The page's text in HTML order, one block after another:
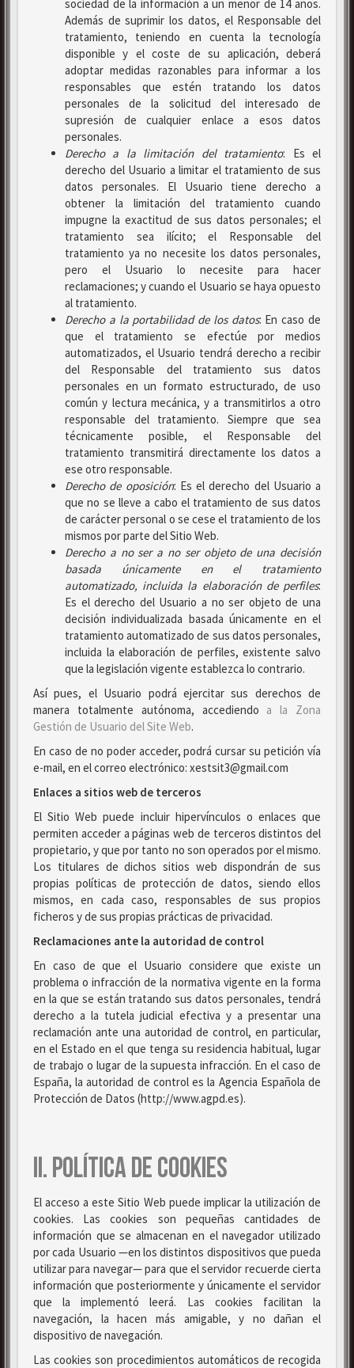
sociedad de la información a un menor de 14 años.
Además de suprimir los datos, el Responsable del
tratamiento, teniendo en cuenta la tecnología
disponible y el coste de su aplicación, deberá
adoptar medidas razonables para informar a los
responsables que estén tratando los datos
personales de la solicitud del interesado de
supresión de cualquier enlace a esos datos
personales.
Derecho a la limitación del tratamiento: Es el
derecho del Usuario a limitar el tratamiento de sus
datos personales. El Usuario tiene derecho a
obtener la limitación del tratamiento cuando
impugne la exactitud de sus datos personales; el
tratamiento sea ilícito; el Responsable del
tratamiento ya no necesite los datos personales,
pero el Usuario lo necesite para hacer
reclamaciones; y cuando el Usuario se haya opuesto
al tratamiento.
Derecho a la portabilidad de los datos: En caso de
que el tratamiento se efectúe por medios
automatizados, el Usuario tendrá derecho a recibir
del Responsable del tratamiento sus datos
personales en un formato estructurado, de uso
común y lectura mecánica, y a transmitirlos a otro
responsable del tratamiento. Siempre que sea
técnicamente posible, el Responsable del
tratamiento transmitirá directamente los datos a
ese otro responsable.
Derecho de oposición: Es el derecho del Usuario a
que no se lleve a cabo el tratamiento de sus datos
de carácter personal o se cese el tratamiento de los
mismos por parte del Sitio Web.
Derecho a no ser a no ser objeto de una decisión
basada únicamente en el tratamiento
automatizado, incluida la elaboración de perfiles:
Es el derecho del Usuario a no ser objeto de una
decisión individualizada basada únicamente en el
tratamiento automatizado de sus datos personales,
incluida la elaboración de perfiles, existente salvo
que la legislación vigente establezca lo contrario.
Así pues, el Usuario podrá ejercitar sus derechos de
manera totalmente autónoma, accediendo a la Zona
Gestión de Usuario del Site Web.
En caso de no poder acceder, podrá cursar su petición vía
e-mail, en el correo electrónico: xestsit3@gmail.com
Enlaces a sitios web de terceros
El Sitio Web puede incluir hipervínculos o enlaces que
permiten acceder a páginas web de terceros distintos del
propietario, y que por tanto no son operados por el mismo.
Los titulares de dichos sitios web dispondrán de sus
propias políticas de protección de datos, siendo ellos
mismos, en cada caso, responsables de sus propios
ficheros y de sus propias prácticas de privacidad.
Reclamaciones ante la autoridad de control
En caso de que el Usuario considere que existe un
problema o infracción de la normativa vigente en la forma
en la que se están tratando sus datos personales, tendrá
derecho a la tutela judicial efectiva y a presentar una
reclamación ante una autoridad de control, en particular,
en el Estado en el que tenga su residencia habitual, lugar
de trabajo o lugar de la supuesta infracción. En el caso de
España, la autoridad de control es la Agencia Española de
Protección de Datos (http://www.agpd.es).
II. POLÍTICA DE COOKIES
El acceso a este Sitio Web puede implicar la utilización de
cookies. Las cookies son pequeñas cantidades de
información que se almacenan en el navegador utilizado
por cada Usuario —en los distintos dispositivos que pueda
utilizar para navegar— para que el servidor recuerde cierta
información que posteriormente y únicamente el servidor
que la implementó leerá. Las cookies facilitan la
navegación, la hacen más amigable, y no dañan el
dispositivo de navegación.
Las cookies son procedimientos automáticos de recogida